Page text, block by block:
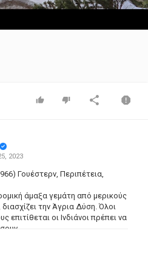
Video
2023
Γουέστερν, Περιπέτεια,
άμαξα γεμάτη από μερικούς
την Άγρια Δύση. Όλοι
επιτίθεται οι Ινδιάνοι πρέπει να